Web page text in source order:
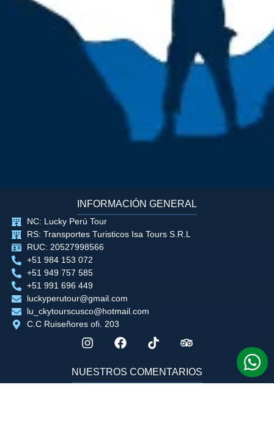
INFORMACIÓN GENERAL
NC: Lucky Perú Tour
RS: Transportes Turisticos Isa Tours S.R.L
RUC: 20527998566
+51 984 153 072
+51 949 757 585
+51 991 696 449
luckyperutour@gmail.com
lu_ckytourscusco@hotmail.com
C.C Ruiseñores ofi. 203
NUESTROS COMENTARIOS